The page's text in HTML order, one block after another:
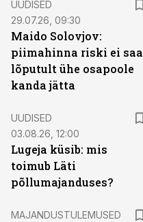
UUDISED
29.07.26, 09:30
Maido Solovjov:
piimahinna riski ei saa
lõputult ühe osapoole
kanda jätta
UUDISED
03.08.26, 12:00
Lugeja küsib: mis
toimub Läti
põllumajanduses?
MAJANDUSTULEMUSED